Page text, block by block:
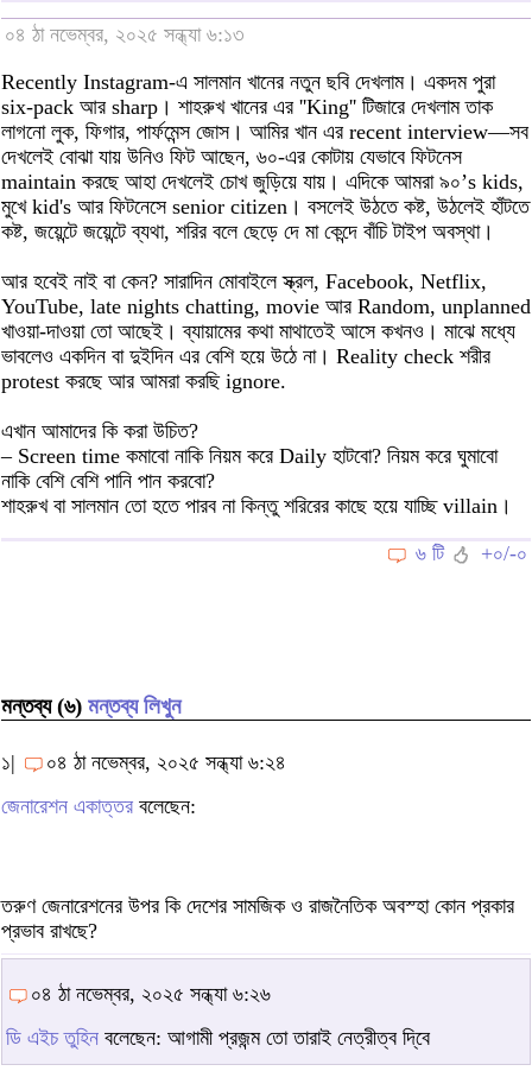
০৪ ঠা নভেম্বর, ২০২৫ সন্ধ্যা ৬:১৩
Recently Instagram-এ সালমান খানের নতুন ছবি দেখলাম। একদম পুরা
six-pack আর sharp। শাহরুখ খানের এর ''King'' টিজারে দেখলাম তাক
লাগনো লুক, ফিগার, পার্ফমেন্স জোস। আমির খান এর recent interview—সব
দেখলেই বোঝা যায় উনিও ফিট আছেন, ৬০-এর কোটায় যেভাবে ফিটনেস
maintain করছে আহা দেখলেই চোখ জুড়িয়ে যায়। এদিকে আমরা ৯০’s kids,
মুখে kid's আর ফিটনেসে senior citizen। বসলেই উঠতে কষ্ট, উঠলেই হাঁটতে
কষ্ট, জয়েন্টে জয়েন্টে ব্যথা, শরির বলে ছেড়ে দে মা কেন্দে বাঁচি টাইপ অবস্থা।
আর হবেই নাই বা কেন? সারাদিন মোবাইলে স্ক্রল, Facebook, Netflix,
YouTube, late nights chatting, movie আর Random, unplanned
খাওয়া-দাওয়া তো আছেই। ব্যায়ামের কথা মাথাতেই আসে কখনও। মাঝে মধ্যে
ভাবলেও একদিন বা দুইদিন এর বেশি হয়ে উঠে না। Reality check শরীর
protest করছে আর আমরা করছি ignore.
এখান আমাদের কি করা উচিত?
– Screen time কমাবো নাকি নিয়ম করে Daily হাটবো? নিয়ম করে ঘুমাবো
নাকি বেশি বেশি পানি পান করবো?
শাহরুখ বা সালমান তো হতে পারব না কিন্তু শরিরের কাছে হয়ে যাচ্ছি villain।
৬ টি
+০/-০
মন্তব্য (৬) মন্তব্য লিখুন
১|
০৪ ঠা নভেম্বর, ২০২৫ সন্ধ্যা ৬:২৪
জেনারেশন একাত্তর বলেছেন:
তরুণ জেনারেশনের উপর কি দেশের সামজিক ও রাজনৈতিক অবস্হা কোন প্রকার
প্রভাব রাখছে?
০৪ ঠা নভেম্বর, ২০২৫ সন্ধ্যা ৬:২৬
ডি এইচ তুহিন বলেছেন: আগামী প্রজন্ম তো তারাই নেত্রীত্ব দি্বে